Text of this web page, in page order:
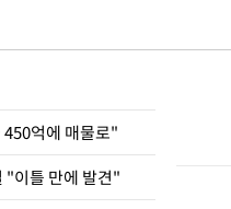
억에 매물로"
"이틀 만에 발견"